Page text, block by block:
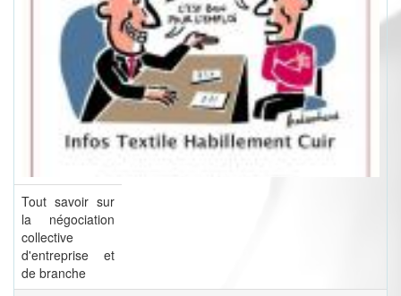
Tout savoir sur
la négociation
collective
d'entreprise et
de branche